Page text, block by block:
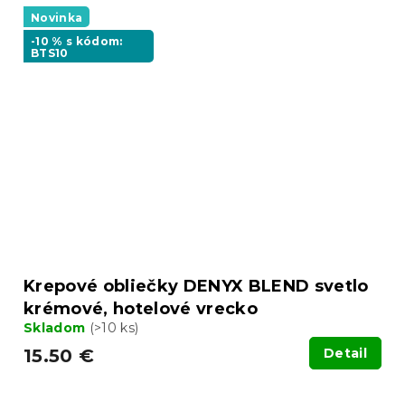
Novinka
-10 % s kódom:
BTS10
Krepové obliečky DENYX BLEND svetlo
krémové, hotelové vrecko
Skladom (>10 ks)
15.50 € Detail